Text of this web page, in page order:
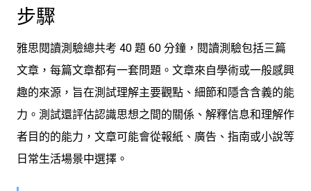
步驟
雅思閱讀測驗總共考 40 題 60 分鐘，閱讀測驗包括三篇
文章，每篇文章都有一套問題。文章來自學術或一般感興
趣的來源，旨在測試理解主要觀點、細節和隱含含義的能
力。測試還評估認識思想之間的關係、解釋信息和理解作
者目的的能力，文章可能會從報紙、廣告、指南或小說等
日常生活場景中選擇。